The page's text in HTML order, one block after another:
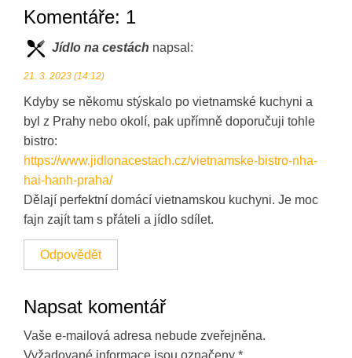
Komentáře: 1
Jídlo na cestách napsal:
21. 3. 2023 (14:12)
Kdyby se někomu stýskalo po vietnamské kuchyni a
byl z Prahy nebo okolí, pak upřímně doporučuji tohle
bistro:
https://www.jidlonacestach.cz/vietnamske-bistro-nha-
hai-hanh-praha/
Dělají perfektní domácí vietnamskou kuchyni. Je moc
fajn zajít tam s přáteli a jídlo sdílet.
Odpovědět
Napsat komentář
Vaše e-mailová adresa nebude zveřejněna.
Vyžadované informace jsou označeny *